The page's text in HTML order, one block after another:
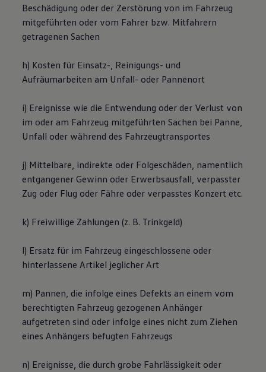
Beschädigung oder der Zerstörung von im Fahrzeug
mitgeführten oder vom Fahrer bzw. Mitfahrern
getragenen Sachen
h) Kosten für Einsatz-, Reinigungs- und
Aufräumarbeiten am Unfall- oder Pannenort
i) Ereignisse wie die Entwendung oder der Verlust von
im oder am Fahrzeug mitgeführten Sachen bei Panne,
Unfall oder während des Fahrzeugtransportes
j) Mittelbare, indirekte oder Folgeschäden, namentlich
entgangener Gewinn oder Erwerbsausfall, verpasster
Zug oder Flug oder Fähre oder verpasstes Konzert etc.
k) Freiwillige Zahlungen(z. B. Trinkgeld)
l) Ersatz für im Fahrzeug eingeschlossene oder
hinterlassene Artikel jeglicher Art
m) Pannen, die infolge eines Defekts an einem vom
berechtigten Fahrzeug gezogenen Anhänger
aufgetreten sind oder infolge eines nicht zum Ziehen
eines Anhängers befugten Fahrzeugs
n) Ereignisse, die durch grobe Fahrlässigkeit oder